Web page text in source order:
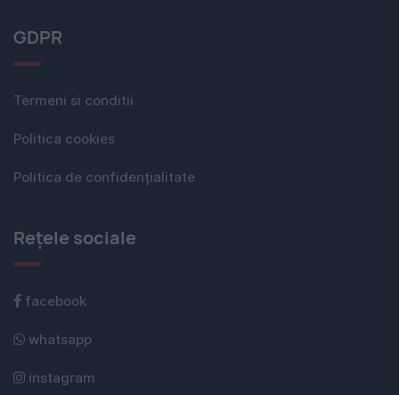
GDPR
Termeni si conditii
Politica cookies
Politica de confidențialitate
Rețele sociale
facebook
whatsapp
instagram